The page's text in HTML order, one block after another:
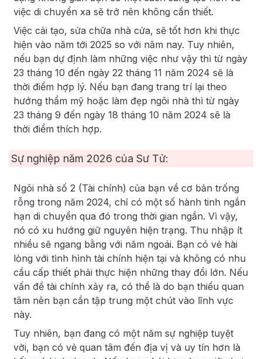
việc di chuyển xa sẽ trở nên không cần thiết.
Việc cải tạo, sửa chữa nhà cửa, sẽ tốt hơn khi thực
hiện vào năm tới 2025 so với năm nay. Tuy nhiên,
nếu bạn dự định làm những việc như vậy thì từ ngày
23 tháng 10 đến ngày 22 tháng 11 năm 2024 sẽ là
thời điểm hợp lý. Nếu bạn đang trang trí lại theo
hướng thẩm mỹ hoặc làm đẹp ngôi nhà thì từ ngày
23 tháng 9 đến ngày 18 tháng 10 năm 2024 sẽ là
thời điểm thích hợp.
Sự nghiệp năm 2026 của Sư Tử:
Ngôi nhà số 2 (Tài chính) của bạn về cơ bản trống
rỗng trong năm 2024, chỉ có một số hành tinh ngắn
hạn di chuyển qua đó trong thời gian ngắn. Vì vậy,
nó có xu hướng giữ nguyên hiện trạng. Thu nhập ít
nhiều sẽ ngang bằng với năm ngoái. Bạn có vẻ hài
lòng với tình hình tài chính hiện tại và không có nhu
cầu cấp thiết phải thực hiện những thay đổi lớn. Nếu
vấn đề tài chính xảy ra, có thể là do bạn thiếu quan
tâm nên bạn cần tập trung một chút vào lĩnh vực
này.
Tuy nhiên, bạn đang có một năm sự nghiệp tuyệt
vời, bạn có vẻ quan tâm đến địa vị và uy tín hơn là